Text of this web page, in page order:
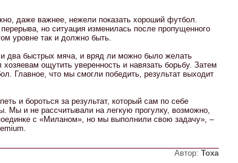
даже важнее, нежели показать хороший футбол.
но ситуация изменилась после пропущенного
уровне так и должно быть.
два быстрых мяча, и вряд ли можно было желать
ощутить уверенность и навязать борьбу. Затем
Главное, что мы смогли победить, результат выходит
и бороться за результат, который сам по себе
Мы и не рассчитывали на легкую прогулку, возможно,
с «Миланом», но мы выполнили свою задачу», –
Автор: Тоха